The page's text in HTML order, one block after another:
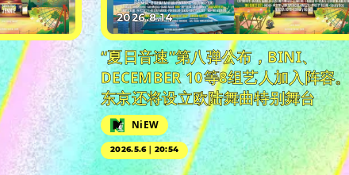
2026.8.14
“夏日音速”第八弹公布，BINI、
DECEMBER 10等8组艺人加入阵容。
东京还将设立欧陆舞曲特别舞台
NiEW
2026.5.6｜20:54